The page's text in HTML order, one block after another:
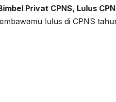
Privat CPNS, Lulus
lulus di CPNS